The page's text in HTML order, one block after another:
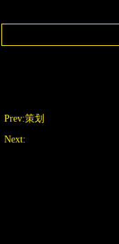
Prev:策划
Next: